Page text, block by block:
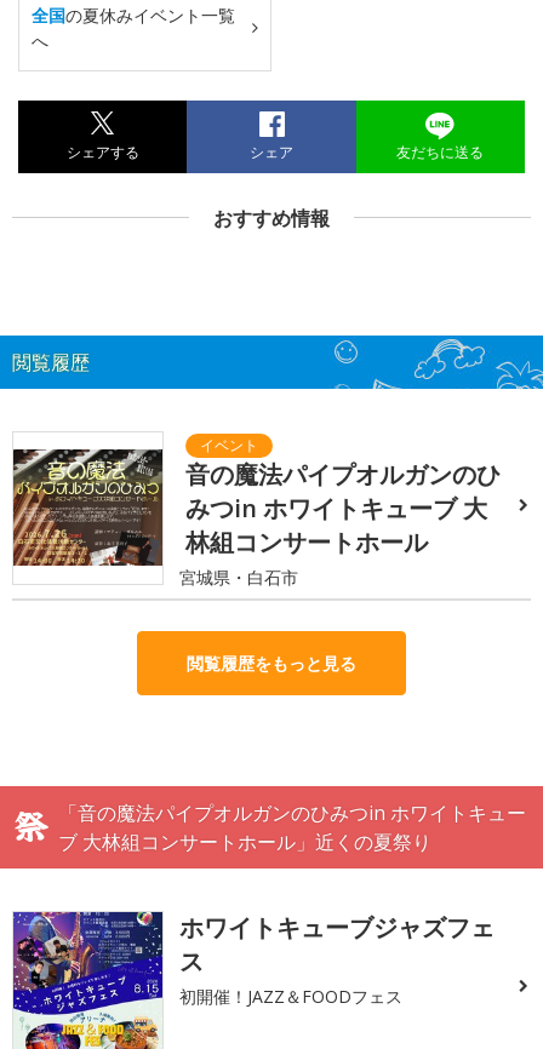
全国の夏休みイベント一覧
へ
シェアする シェア 友だちに送る
おすすめ情報
閲覧履歴
音の魔法パイプオルガンのひ
みつin ホワイトキューブ 大
林組コンサートホール
宮城県・白石市
閲覧履歴をもっと見る
「音の魔法パイプオルガンのひみつin ホワイトキュー
ブ 大林組コンサートホール」近くの夏祭り
ホワイトキューブジャズフェ
ス
初開催！JAZZ＆FOODフェス